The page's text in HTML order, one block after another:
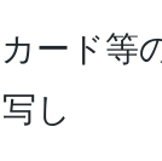
ード等
し